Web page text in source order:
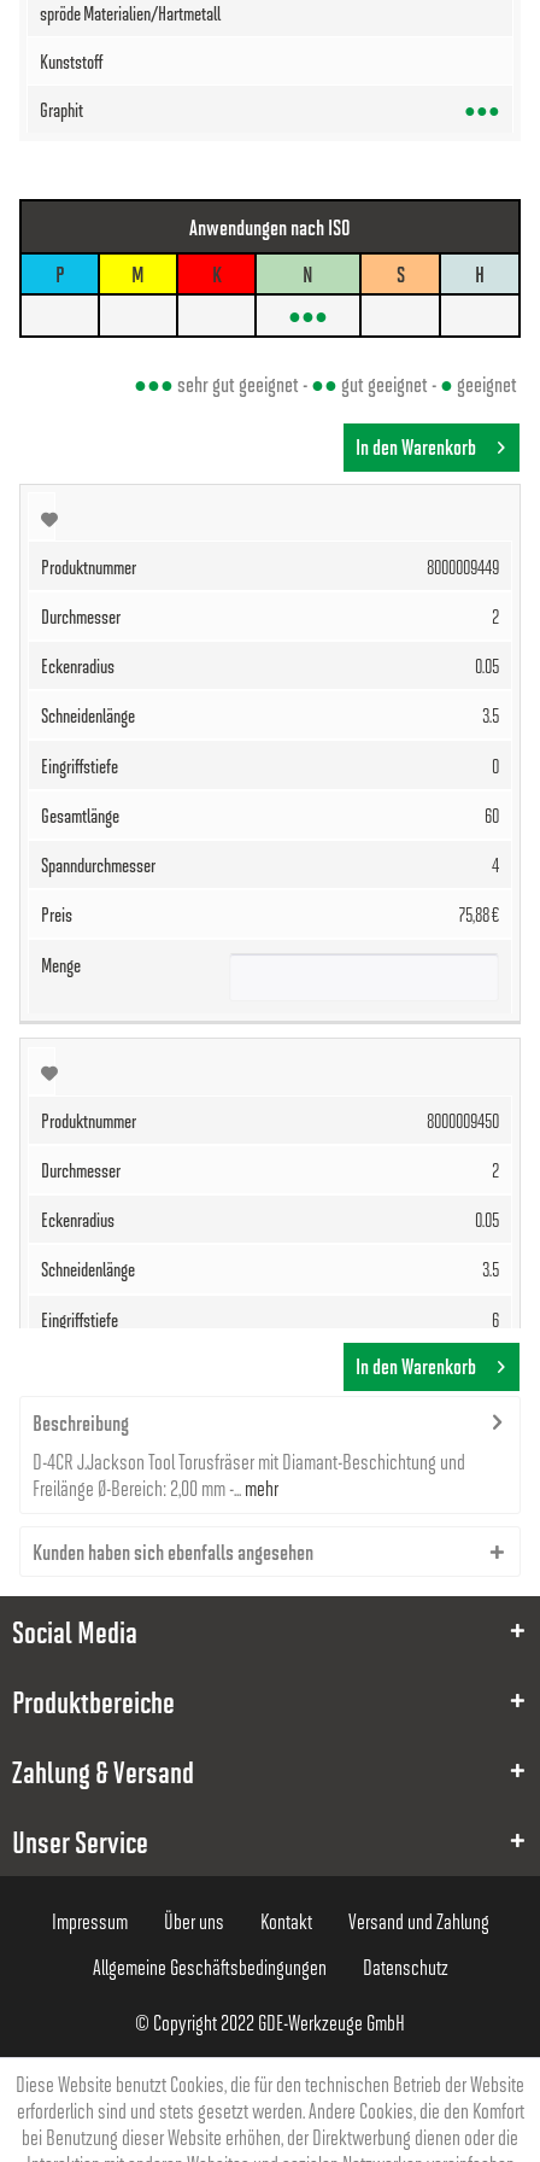
●●●
Anwendungen nach ISO
P
M K N S
H
●●●
●●●sehr gut geeignet -●● gut geeignet -● geeignet
In den Warenkorb
8000009449
2
0.05
3.5
0
60
4
75,88 €
8000009450
2
0.05
3.5
6
60
4
81,14 €
12
60
In den Warenkorb
Beschreibung
D-4CR J.Jackson Tool Torusfräser mit Diamant-Beschichtung und
Freilänge Ø-Bereich: 2,00 mm -...mehr
Kunden haben sich ebenfalls angesehen
Social Media
Produktbereiche
Zahlung & Versand
Unser Service
Impressum Über uns Kontakt
Versand und Zahlung
Allgemeine Geschäftsbedingungen
Datenschutz
© Copyright 2022 GDE-Werkzeuge GmbH
Diese Website benutzt Cookies, die für den technischen Betrieb der Website
erforderlich sind und stets gesetzt werden. Andere Cookies, die den Komfort
bei Benutzung dieser Website erhöhen, der Direktwerbung dienen oder die